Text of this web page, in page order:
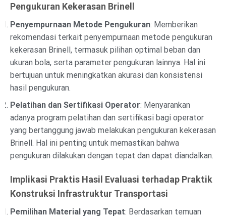
Pengukuran Kekerasan Brinell
Penyempurnaan Metode Pengukuran: Memberikan
rekomendasi terkait penyempurnaan metode pengukuran
kekerasan Brinell, termasuk pilihan optimal beban dan
ukuran bola, serta parameter pengukuran lainnya. Hal ini
bertujuan untuk meningkatkan akurasi dan konsistensi
hasil pengukuran.
Pelatihan dan Sertifikasi Operator: Menyarankan
adanya program pelatihan dan sertifikasi bagi operator
yang bertanggung jawab melakukan pengukuran kekerasan
Brinell. Hal ini penting untuk memastikan bahwa
pengukuran dilakukan dengan tepat dan dapat diandalkan.
Implikasi Praktis Hasil Evaluasi terhadap Praktik
Konstruksi Infrastruktur Transportasi
Pemilihan Material yang Tepat: Berdasarkan temuan